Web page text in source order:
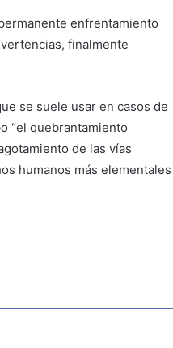
enfrentamiento
finalmente
se suele usar en casos de
“el quebrantamiento
de las vías
humanos más elementales